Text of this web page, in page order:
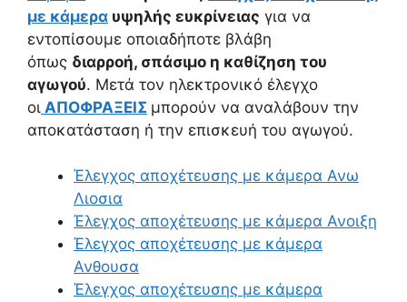
με κάμερα υψηλής ευκρίνειας για να
εντοπίσουμε οποιαδήποτε βλάβη
όπως διαρροή, σπάσιμο η καθίζηση του
αγωγού. Μετά τον ηλεκτρονικό έλεγχο
οι ΑΠΟΦΡΑΞΕΙΣ μπορούν να αναλάβουν την
αποκατάσταση ή την επισκευή του αγωγού.
Έλεγχος αποχέτευσης με κάμερα Ανω
Λιοσια
Έλεγχος αποχέτευσης με κάμερα Ανοιξη
Έλεγχος αποχέτευσης με κάμερα
Ανθουσα
Έλεγχος αποχέτευσης με κάμερα